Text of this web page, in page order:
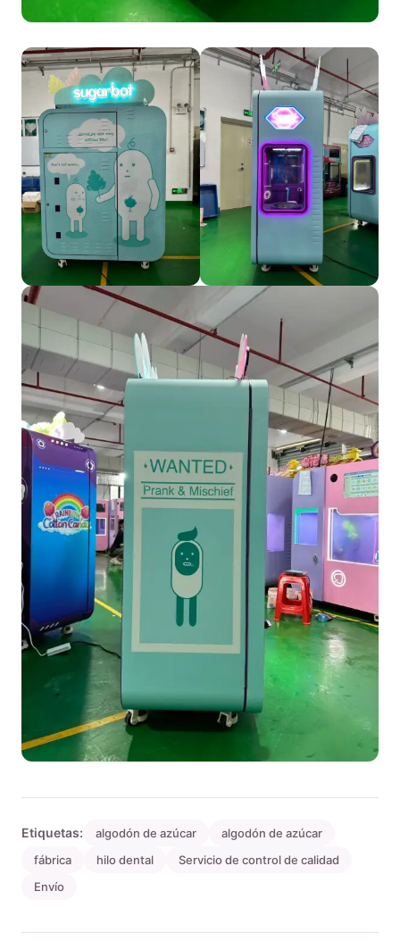
Etiquetas: algodón de azúcar
algodón de azúcar
fábrica
hilo dental
Servicio de control de calidad
Envío